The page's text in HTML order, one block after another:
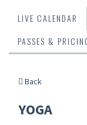
LIVE CALENDAR
PASSES &
Back
YOGA